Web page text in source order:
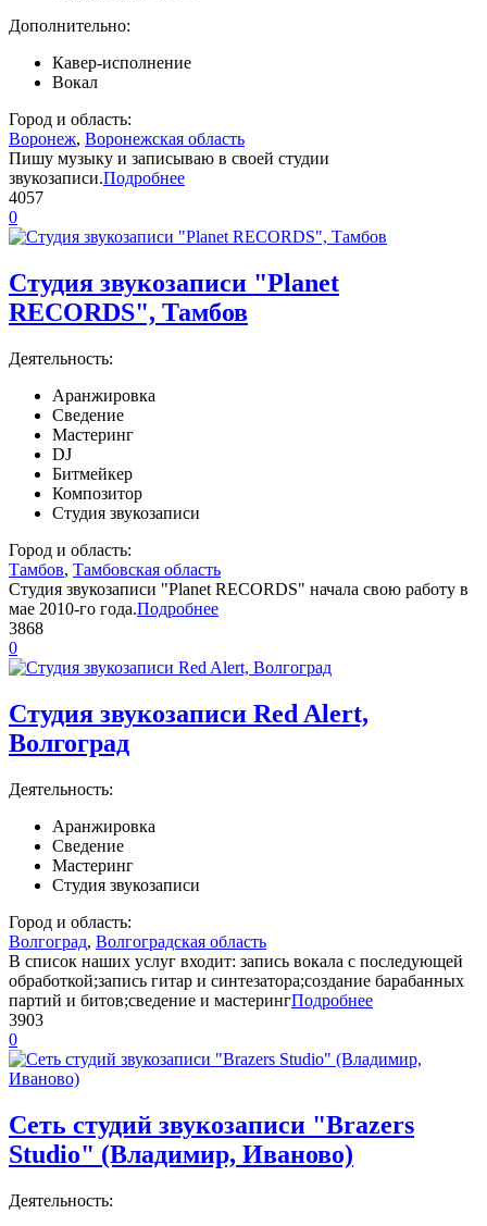
Дополнительно:
Кавер-исполнение
Вокал
Город и область:
Воронеж, Воронежская область
Пишу музыку и записываю в своей студии
звукозаписи.Подробнее
4057
0
Студия звукозаписи "Planet
RECORDS", Тамбов
Деятельность:
Аранжировка
Сведение
Мастеринг
DJ
Битмейкер
Композитор
Студия звукозаписи
Город и область:
Тамбов, Тамбовская область
Студия звукозаписи "Planet RECORDS" начала свою работу в
мае 2010-го года.Подробнее
3868
0
Студия звукозаписи Red Alert,
Волгоград
Деятельность:
Аранжировка
Сведение
Мастеринг
Студия звукозаписи
Город и область:
Волгоград, Волгоградская область
В список наших услуг входит: запись вокала с последующей
обработкой;запись гитар и синтезатора;создание барабанных
партий и битов;сведение и мастерингПодробнее
3903
0
Сеть студий звукозаписи "Brazers
Studio" (Владимир, Иваново)
Деятельность: